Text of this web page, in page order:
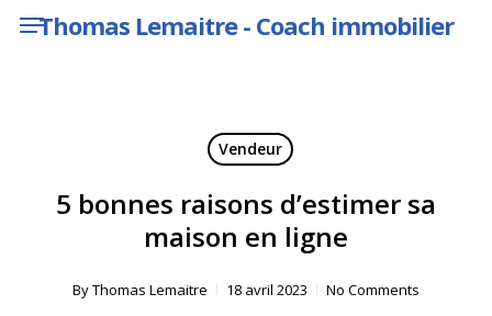
Skip Thomas Lemaitre - Coach immobilier
Menu
Vendeur
5 bonnes raisons d’estimer sa
maison en ligne
ByThomas Lemaitre 18 avril 2023 No Comments